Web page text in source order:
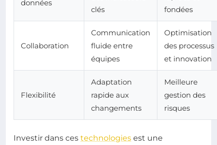
données
clés
fondées
Collaboration
Communication
fluide entre
équipes
Optimisation
des processus
et innovation
Flexibilité
Adaptation
rapide aux
changements
Meilleure
gestion des
risques
Investir dans ces technologies est une